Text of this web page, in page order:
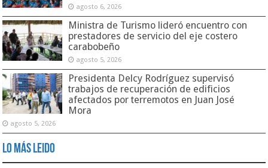
agosto 6, 2026
Ministra de Turismo lideró encuentro con
prestadores de servicio del eje costero
carabobeño
agosto 5, 2026
Presidenta Delcy Rodríguez supervisó
trabajos de recuperación de edificios
afectados por terremotos en Juan José
Mora
agosto 5, 2026
Lo Más Leido